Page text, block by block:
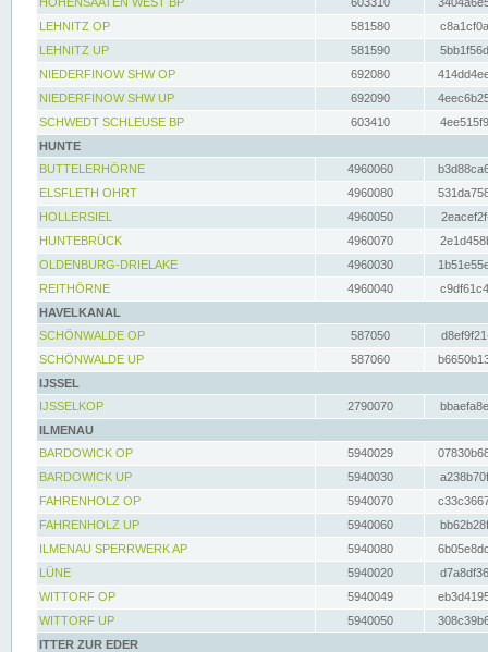
LEHNITZ OP
581580
LEHNITZ UP
581590
NIEDERFINOW SHW OP
692080
NIEDERFINOW SHW UP
692090
SCHWEDT SCHLEUSE BP
603410
HUNTE
BUTTELERHÖRNE
4960060
ELSFLETH OHRT
4960080
HOLLERSIEL
4960050
HUNTEBRÜCK
4960070
OLDENBURG-DRIELAKE
4960030
REITHÖRNE
4960040
HAVELKANAL
SCHÖNWALDE OP
587050
SCHÖNWALDE UP
587060
IJSSEL
IJSSELKOP
2790070
ILMENAU
BARDOWICK OP
5940029
BARDOWICK UP
5940030
FAHRENHOLZ OP
5940070
FAHRENHOLZ UP
5940060
ILMENAU SPERRWERK AP
5940080
LÜNE
5940020
WITTORF OP
5940049
WITTORF UP
5940050
ITTER ZUR EDER